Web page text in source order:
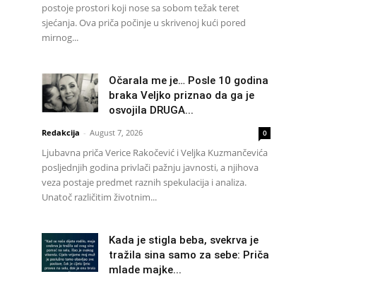
postoje prostori koji nose sa sobom težak teret
sjećanja. Ova priča počinje u skrivenoj kući pored
mirnog...
Očarala me je… Posle 10 godina
braka Veljko priznao da ga je
osvojila DRUGA...
Redakcija - August 7, 2026 0
Ljubavna priča Verice Rakočević i Veljka Kuzmančevića
posljednjih godina privlači pažnju javnosti, a njihova
veza postaje predmet raznih spekulacija i analiza.
Unatoč različitim životnim...
Kada je stigla beba, svekrva je
tražila sina samo za sebe: Priča
mlade majke...